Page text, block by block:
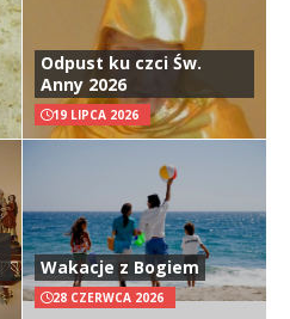
Odpust ku czci Św.
Anny 2026
19 LIPCA 2026
Wakacje z Bogiem
28 CZERWCA 2026